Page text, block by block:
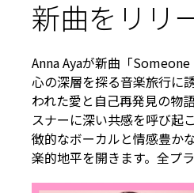
新曲をリリ
Anna Ayaが新曲「Someone
心の深層を探る音楽旅行に
われた愛と自己再発見の物
スナーに深い共感を呼び起
徴的なボーカルと情感豊か
楽的地平を開きます。全プ